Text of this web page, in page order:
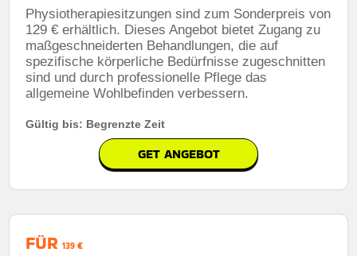
Physiotherapiesitzungen sind zum Sonderpreis von
129 € erhältlich. Dieses Angebot bietet Zugang zu
maßgeschneiderten Behandlungen, die auf
spezifische körperliche Bedürfnisse zugeschnitten
sind und durch professionelle Pflege das
allgemeine Wohlbefinden verbessern.
Gültig bis: Begrenzte Zeit
GET ANGEBOT
FÜR 139 €